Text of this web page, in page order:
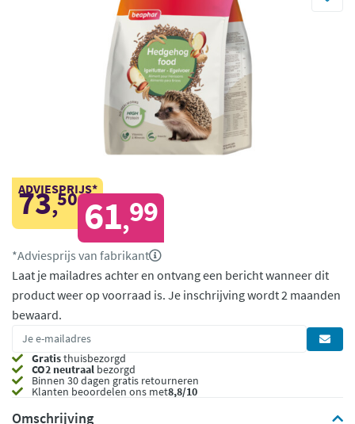
ADVIESPRIJS*
73,50 61,99
*Adviesprijs van fabrikant
Laat je mailadres achter en ontvang een bericht wanneer dit
product weer op voorraad is. Je inschrijving wordt 2 maanden
bewaard.
Gratisthuisbezorgd
CO2 neutraal bezorgd
Binnen 30 dagen gratis retourneren
Klanten beoordelen ons met8,8/10
Omschrijving